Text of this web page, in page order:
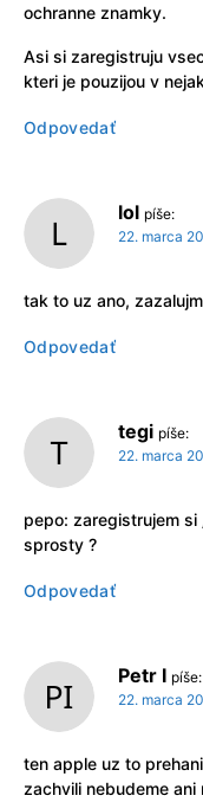
ochranne znamky.
Asi si zaregistruju
kteri je pouzijou v
Odpovedať
lol píše:
22. marca
tak to uz ano,
Odpovedať
tegi píše:
22. marca
pepo: zaregistrujem si
sprosty ?
Odpovedať
Petr I píše:
22. marca
ten apple uz to
zachvili nebudeme